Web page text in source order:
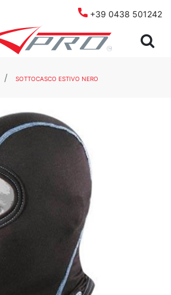
+39 0438 501242
SOTTOCASCO ESTIVO NERO